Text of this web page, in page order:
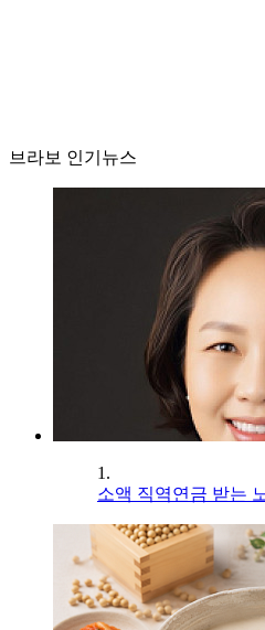
브라보 인기뉴스
1.
소액 직역연금 받는